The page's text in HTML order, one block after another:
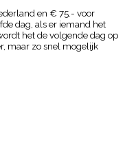
en € 75.- voor
dag, als er iemand het
het de volgende dag op
maar zo snel mogelijk